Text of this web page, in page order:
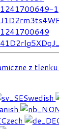
z
Swedish
Czech